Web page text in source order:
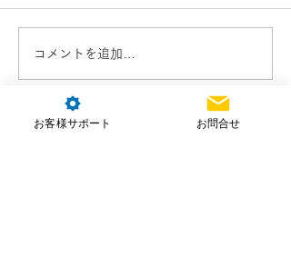
コメントを追加…
お客様サポート お問合せ